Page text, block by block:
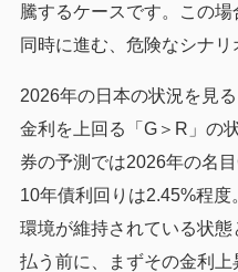
騰するケースです。この
同時に進む、危険なシナリ
2026年の日本の状況を見
金利を上回る「G＞R」の
券の予測では2026年の名
10年債利回りは2.45%程
環境が維持されている状
払う前に、まずその金利上